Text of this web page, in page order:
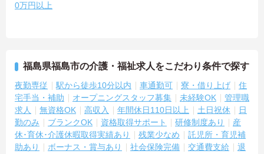
0万円以上
福島県福島市の介護・福祉求人をこだわり条件で探す
夜勤専従 駅から徒歩10分以内 車通勤可 寮・借り上げ
住
宅手当・補助
オープニングスタッフ募集 未経験OK
管理職
求人
無資格OK 高収入 年間休日110日以上 土日祝休
日
勤のみ
ブランクOK 資格取得サポート 研修制度あり
産
休･育休･介護休暇取得実績あり
残業少なめ
託児所・育児補
助あり
ボーナス・賞与あり 社会保険完備 交通費支給
退